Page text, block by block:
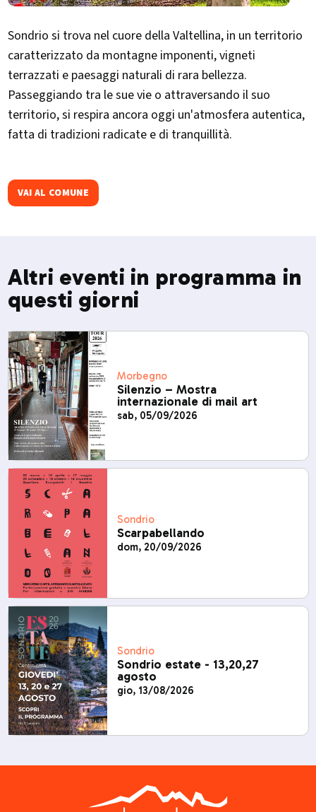
Sondrio si trova nel cuore della Valtellina, in un territorio
caratterizzato da montagne imponenti, vigneti
terrazzati e paesaggi naturali di rara bellezza.
Passeggiando tra le sue vie o attraversando il suo
territorio, si respira ancora oggi un'atmosfera autentica,
fatta di tradizioni radicate e di tranquillità.
VAI AL COMUNE
Altri eventi in programma in
questi giorni
Morbegno
Silenzio – Mostra
internazionale di mail art
sab, 05/09/2026
Sondrio
Scarpabellando
dom, 20/09/2026
Sondrio
Sondrio estate - 13,20,27
agosto
gio, 13/08/2026